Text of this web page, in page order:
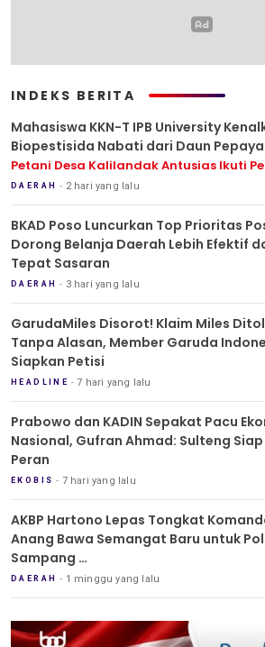
INDEKS BERITA
Mahasiswa KKN-T IPB University
Biopestisida Nabati dari Daun Pepaya
Petani Desa Kalilandak Antusias Ikuti
DAERAH 2 hari yang lalu
BKAD Poso Luncurkan Top Prioritas
Dorong Belanja Daerah Lebih Efektif
Tepat Sasaran
DAERAH 3 hari yang lalu
GarudaMiles Disorot! Klaim Miles
Tanpa Alasan, Member Garuda
Siapkan Petisi
HEADLINE 7 hari yang lalu
Prabowo dan KADIN Sepakat Pacu
Nasional, Gufran Ahmad: Sulteng
Peran
EKOBIS 7 hari yang lalu
AKBP Hartono Lepas Tongkat
Anang Bawa Semangat Baru untuk
Sampang
Tradisi Pedang Pora Iringi Sertijab
Sampang
DAERAH 1 minggu yang lalu